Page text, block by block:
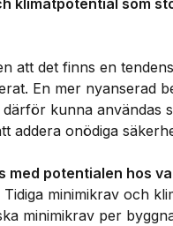
att det finns en
En mer nyanserad
kunna användas
addera onödiga
med potentialen hos
Tidiga minimikrav och
minimikrav per